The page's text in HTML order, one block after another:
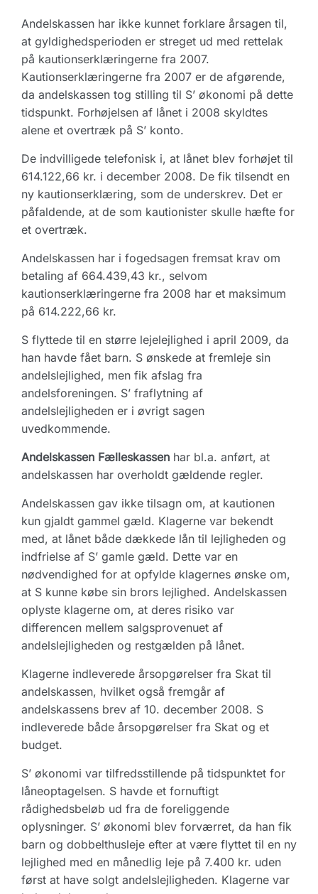
Andelskassen har ikke kunnet forklare årsagen til,
at gyldighedsperioden er streget ud med rettelak
på kautionserklæringerne fra 2007.
Kautionserklæringerne fra 2007 er de afgørende,
da andelskassen tog stilling til S’ økonomi på dette
tidspunkt. Forhøjelsen af lånet i 2008 skyldtes
alene et overtræk på S’ konto.
De indvilligede telefonisk i, at lånet blev forhøjet til
614.122,66 kr. i december 2008. De fik tilsendt en
ny kautionserklæring, som de underskrev. Det er
påfaldende, at de som kautionister skulle hæfte for
et overtræk.
Andelskassen har i fogedsagen fremsat krav om
betaling af 664.439,43 kr., selvom
kautionserklæringerne fra 2008 har et maksimum
på 614.222,66 kr.
S flyttede til en større lejelejlighed i april 2009, da
han havde fået barn. S ønskede at fremleje sin
andelslejlighed, men fik afslag fra
andelsforeningen. S’ fraflytning af
andelslejligheden er i øvrigt sagen
uvedkommende.
Andelskassen Fælleskassen har bl.a. anført, at
andelskassen har overholdt gældende regler.
Andelskassen gav ikke tilsagn om, at kautionen
kun gjaldt gammel gæld. Klagerne var bekendt
med, at lånet både dækkede lån til lejligheden og
indfrielse af S’ gamle gæld. Dette var en
nødvendighed for at opfylde klagernes ønske om,
at S kunne købe sin brors lejlighed. Andelskassen
oplyste klagerne om, at deres risiko var
differencen mellem salgsprovenuet af
andelslejligheden og restgælden på lånet.
Klagerne indleverede årsopgørelser fra Skat til
andelskassen, hvilket også fremgår af
andelskassens brev af 10. december 2008. S
indleverede både årsopgørelser fra Skat og et
budget.
S’ økonomi var tilfredsstillende på tidspunktet for
låneoptagelsen. S havde et fornuftigt
rådighedsbeløb ud fra de foreliggende
oplysninger. S’ økonomi blev forværret, da han fik
barn og dobbelthusleje efter at være flyttet til en ny
lejlighed med en månedlig leje på 7.400 kr. uden
først at have solgt andelslejligheden. Klagerne var